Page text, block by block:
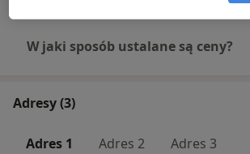
W jaki sposób ustalane są ceny?
Adresy (3)
Adres 1 Adres 2 Adres 3